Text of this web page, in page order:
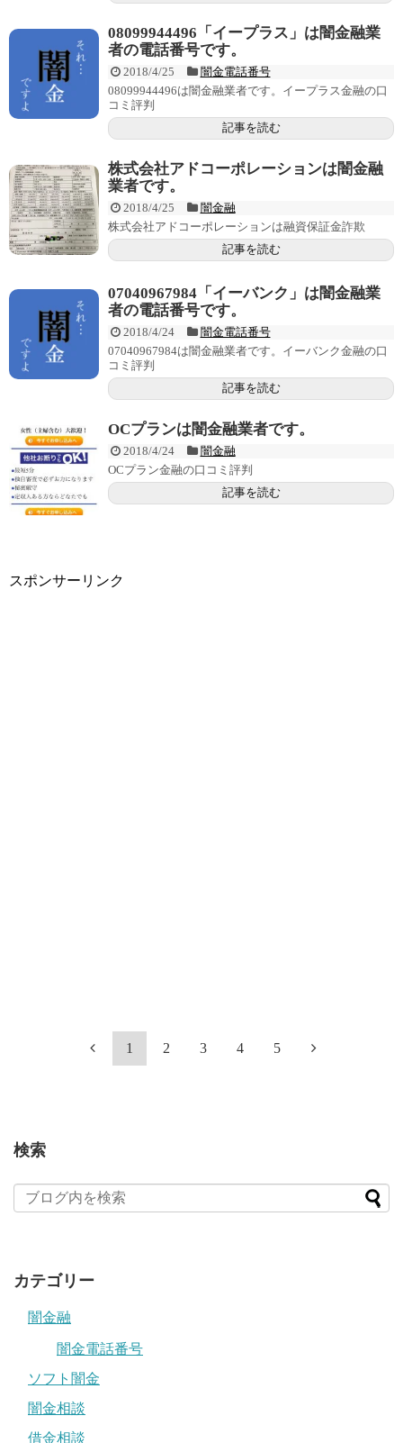
08099944496「イープラス」は闇金融業
者の電話番号です。
2018/4/25
闇金電話番号
08099944496は闇金融業者です。イープラス金融の口
コミ評判
記事を読む
株式会社アドコーポレーションは闇金融
業者です。
2018/4/25
闇金融
株式会社アドコーポレーションは融資保証金詐欺
記事を読む
07040967984「イーバンク」は闇金融業
者の電話番号です。
2018/4/24
闇金電話番号
07040967984は闇金融業者です。イーバンク金融の口
コミ評判
記事を読む
OCプランは闇金融業者です。
2018/4/24
闇金融
OCプラン金融の口コミ評判
記事を読む
スポンサーリンク
1 2 3 4 5
検索
カテゴリー
闇金融
闇金電話番号
ソフト闇金
闇金相談
借金相談